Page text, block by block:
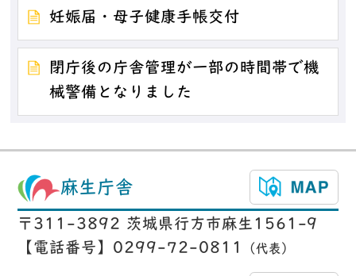
妊娠届・母子健康手帳交付
閉庁後の庁舎管理が一部の時間帯で機
械警備となりました
麻生庁舎
〒311-3892 茨城県行方市麻生1561-9
【電話番号】0299-72-0811
（代表）